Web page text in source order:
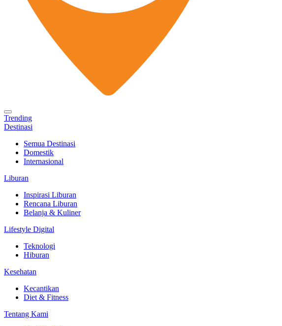
Trending
Destinasi
Semua Destinasi
Domestik
Internasional
Liburan
Inspirasi Liburan
Rencana Liburan
Belanja & Kuliner
Lifestyle Digital
Teknologi
Hiburan
Kesehatan
Kecantikan
Diet & Fitness
Tentang Kami